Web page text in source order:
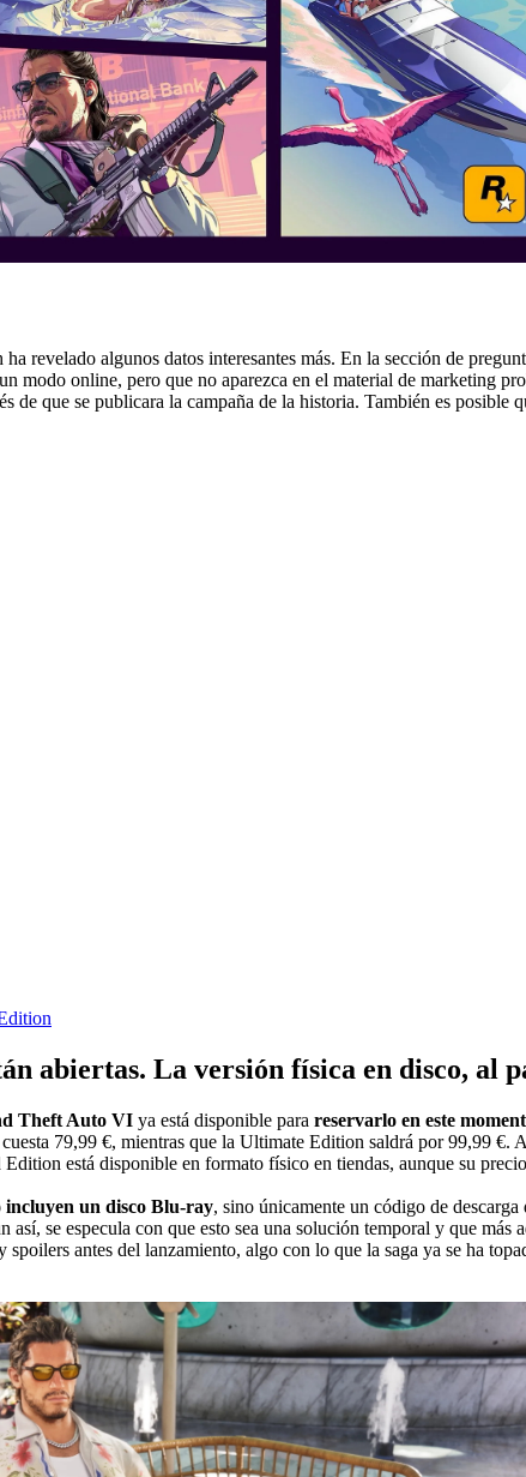
revelado algunos datos interesantes más. En la sección de
modo online, pero que no aparezca en el material de marketing
de que se publicara la campaña de la historia. También es
abiertas. La versión física en disco, al
Theft Auto VI ya está disponible para reservarlo en este
79,99 €, mientras que la Ultimate Edition saldrá por 99,99
está disponible en formato físico en tiendas, aunque su
incluyen un disco Blu-ray, sino únicamente un código de
se especula con que esto sea una solución temporal y que
antes del lanzamiento, algo con lo que la saga ya se ha